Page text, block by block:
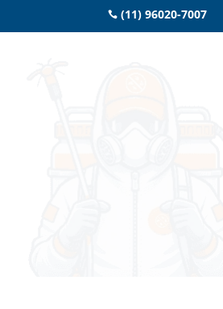
 (11) 96020-7007